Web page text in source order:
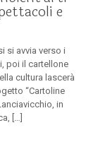
e
si avvia verso i
poi il cartellone
cultura lascerà
“Cartoline
in
[…]